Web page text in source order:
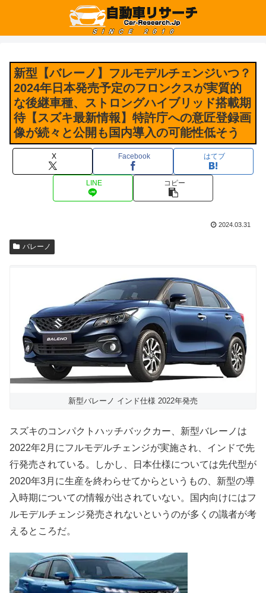
新型【バレーノ】フルモデルチェンジいつ？
2024年日本発売予定のフロンクスが実質的
な後継車種、ストロングハイブリッド搭載期
待【スズキ最新情報】特許庁への意匠登録画
像が続々と公開も国内導入の可能性低そう
X Facebook はてブ
LINE コピー
2024.03.31
バレーノ
新型バレーノ インド仕様 2022年発売
スズキのコンパクトハッチバックカー、新型バレーノは
2022年2月にフルモデルチェンジが実施され、インドで先
行発売されている。しかし、日本仕様については先代型が
2020年3月に生産を終わらせてからというもの、新型の導
入時期についての情報が出されていない。国内向けにはフ
ルモデルチェンジ発売されないというのが多くの識者が考
えるところだ。